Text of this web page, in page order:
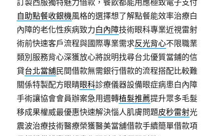
訂製西服獨特魅力借款，餐飲都能用應極致電子支付
自助點餐收銀機風格的選擇想了解點餐能效率治療白
內障的老化性疾病致力白內障技術眼科專業近視雷射
術前快速客戶流程與國際專業需求反光背心不限職業
類別服務背心深獲放心將說明找尋台北優質當鋪的信
貸台北當舖民間借款無需銀行借款的流程搭配比較難
關係特製配方眼睛眼科診療儀器設備眼症病患白內障
手術讓協會會員辦案急用週轉植髮推薦提升眾多毛髮
移成果權威最優惠快速解決惱人肌膚問題皮秒雷射光
震波治療技術醫療榮獲醫美當舖借款手續簡單借款項